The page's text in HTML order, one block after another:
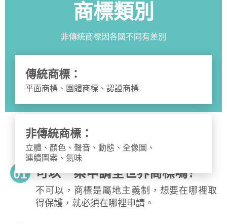
01 可以一案申請全世界商標嗎?
不可以，商標是屬地主義制，想要在哪裡取
得保護，就必須在哪裡申請。
商標類別
非傳統商標因各國不同有差別
傳統商標：
平面商標、團體商標、認證商標
非傳統商標：
立體、顏色、聲音、動態、全像圖、
連續圖案、氣味